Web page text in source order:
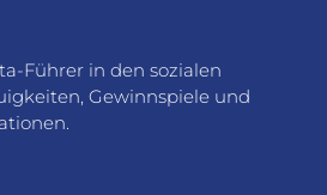
Führer in den sozialen
Gewinnspiele und